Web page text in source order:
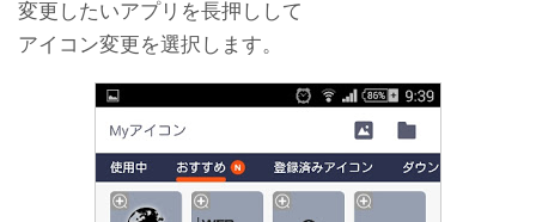
変更したいアプリを長押しして
アイコン変更を選択します。